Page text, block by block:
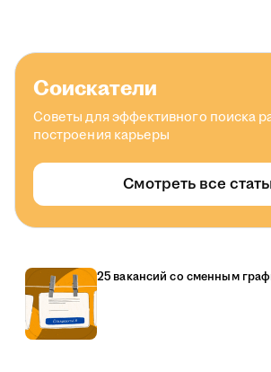
Соискатели
Советы для эффективного поиска
построения карьеры
Смотреть все
25 вакансий со сменным